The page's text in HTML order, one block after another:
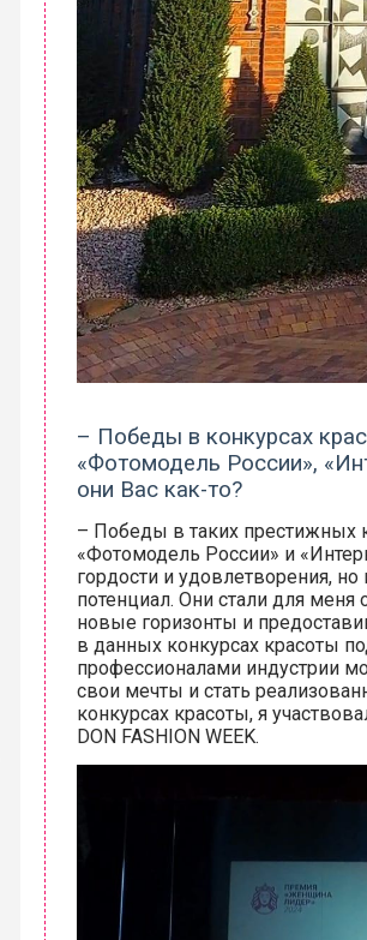
– Победы в конкурсах
«Фотомодель России»,
они Вас как-то?
– Победы в таких престижных
«Фотомодель России» и
гордости и удовлетворения,
потенциал. Они стали для
новые горизонты и
в данных конкурсах красоты
профессионалами индустрии
свои мечты и стать
конкурсах красоты, я
DON FASHION WEEK.